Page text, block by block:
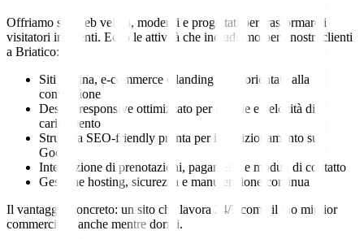
Offriamo siti web veloci, moderni e progettati per trasformare i
visitatori in clienti. Ecco le attività che includiamo per i nostri clienti
a Briatico:
Siti vetrina, e-commerce e landing page orientate alla
conversione
Design responsive ottimizzato per mobile e velocità di
caricamento
Struttura SEO-friendly pronta per il posizionamento su
Google
Integrazione di prenotazioni, pagamenti e moduli di contatto
Gestione hosting, sicurezza e manutenzione continua
Il vantaggio concreto: un sito che lavora 24/7 come il tuo miglior
commerciale, anche mentre dormi.